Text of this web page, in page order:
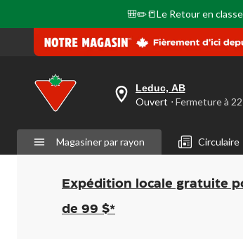
🎒✏️📒Le Retour en
votre
est
Leduc,
AB,
Ouvert,
Fermeture
à
Leduc, AB
Ouvert ⋅
Magasiner par rayon Circulaire
Expédition locale gratuite
de 99 $*